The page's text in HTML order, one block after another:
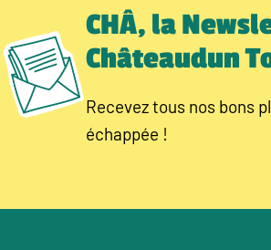
CHÂ, la
Châteaudun
Recevez tous nos bons
échappée !